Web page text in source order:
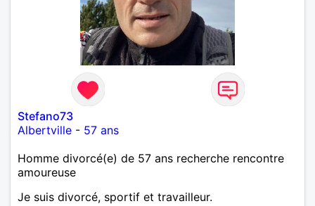
Stefano73
Albertville - 57 ans
Homme divorcé(e) de 57 ans recherche rencontre
amoureuse
Je suis divorcé, sportif et travailleur.